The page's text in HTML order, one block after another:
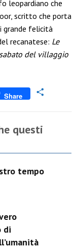
leopardiano che
scritto che porta
grande felicità
recanatese: Le
del villaggio
Share
questi
tempo
di